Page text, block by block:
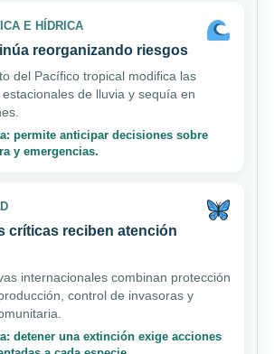
E HÍDRICA
reorganizando riesgos
del Pacífico tropical modifica las
de lluvia y sequía en
permite anticipar decisiones sobre
y emergencias.
críticas reciben atención
internacionales combinan protección
control de invasoras y
detener una extinción exige acciones